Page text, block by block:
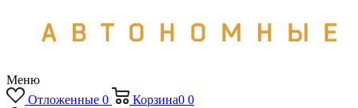
Меню
Отложенные 0 Корзина0 0